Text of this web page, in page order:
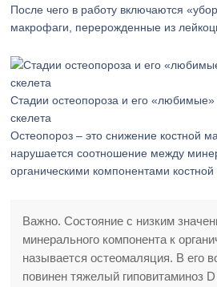
После чего в работу включаются
макрофаги, перерожденные из
Стадии остеопороза и его «любимые»
скелета
Остеопороз – это снижение костной
нарушается соотношение между
органическими компонентами костной
Важно. Состояние с низким
минерального компонента к
называется остеомаляция. В его
повинен тяжелый гиповитаминоз